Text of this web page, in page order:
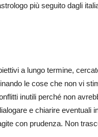
più seguito dagli
a lungo termine,
le cose che non vi
inutili perché non
e chiarire eventuali
con prudenza. Non